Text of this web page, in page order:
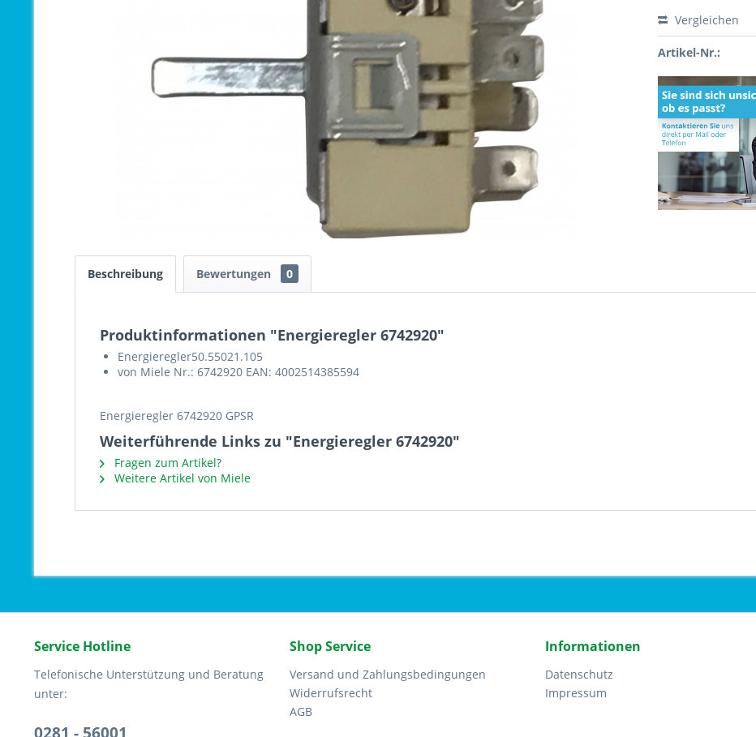
Vergleichen
Artikel-Nr.:
Beschreibung Bewertungen 0
Produktinformationen "Energieregler 6742920"
Energieregler50.55021.105
von Miele Nr.: 6742920 EAN: 4002514385594
Energieregler 6742920 GPSR
Weiterführende Links zu "Energieregler 6742920"
Fragen zum Artikel?
Weitere Artikel von Miele
Service Hotline
Telefonische Unterstützung und Beratung
unter:
Shop Service
Versand und Zahlungsbedingungen
Widerrufsrecht
AGB
Informationen
Datenschutz
Impressum